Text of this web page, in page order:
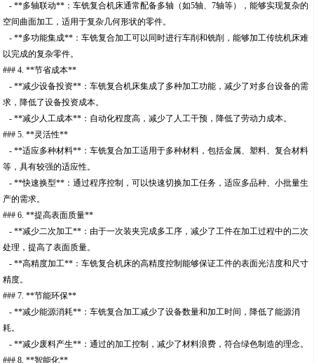
- **多轴联动**：车铣复合机床通常配备多轴（如5轴、7轴等），能够实现复杂的
空间曲面加工，适用于复杂几何形状的零件。
- **多功能集成**：车铣复合加工可以同时进行车削和铣削，能够加工传统机床难
以完成的复杂零件。
### 4. **节省成本**
- **减少设备投资**：车铣复合机床集成了多种加工功能，减少了对多台设备的需
求，降低了设备投资成本。
- **减少人工成本**：自动化程度高，减少了人工干预，降低了劳动力成本。
### 5. **灵活性**
- **适应多种材料**：车铣复合加工适用于多种材料，包括金属、塑料、复合材料
等，具有较强的适应性。
- **快速换型**：通过程序控制，可以快速切换加工任务，适应多品种、小批量生
产的需求。
### 6. **提高表面质量**
- **减少二次加工**：由于一次装夹完成多工序，减少了工件在加工过程中的二次
处理，提高了表面质量。
- **高精度加工**：车铣复合机床的高精度控制能够保证工件的表面光洁度和尺寸
精度。
### 7. **节能环保**
- **减少能源消耗**：车铣复合加工减少了设备数量和加工时间，降低了能源消
耗。
- **减少废料产生**：通过的加工控制，减少了材料浪费，符合绿色制造的理念。
### 8. **智能化**